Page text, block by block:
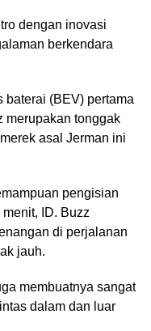
dengan inovasi
berkendara
baterai (BEV) pertama
merupakan tonggak
asal Jerman ini
pengisian
ID. Buzz
di perjalanan
jauh.
membuatnya sangat
dalam dan luar